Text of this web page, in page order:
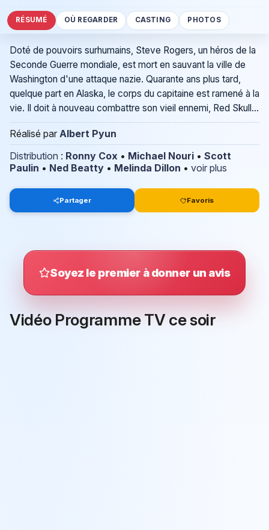
RÉSUMÉ OÙ REGARDER CASTING PHOTOS
Doté de pouvoirs surhumains, Steve Rogers, un héros de la
Seconde Guerre mondiale, est mort en sauvant la ville de
Washington d'une attaque nazie. Quarante ans plus tard,
quelque part en Alaska, le corps du capitaine est ramené à la
vie. Il doit à nouveau combattre son vieil ennemi, Red Skull...
Réalisé par Albert Pyun
Distribution : Ronny Cox • Michael Nouri • Scott
Paulin • Ned Beatty • Melinda Dillon • voir plus
Partager Favoris
Soyez le premier à donner un avis
Vidéo Programme TV ce soir